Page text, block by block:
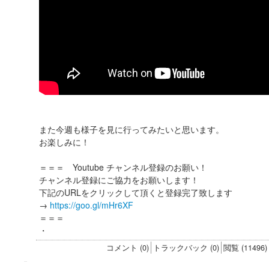
また今週も様子を見に行ってみたいと思います。
お楽しみに！
＝＝＝ Youtube チャンネル登録のお願い！
チャンネル登録にご協力をお願いします！
下記のURLをクリックして頂くと登録完了致します
→ https://goo.gl/mHr6XF
＝＝＝
・
コメント (0) トラックバック (0) 閲覧 (11496)